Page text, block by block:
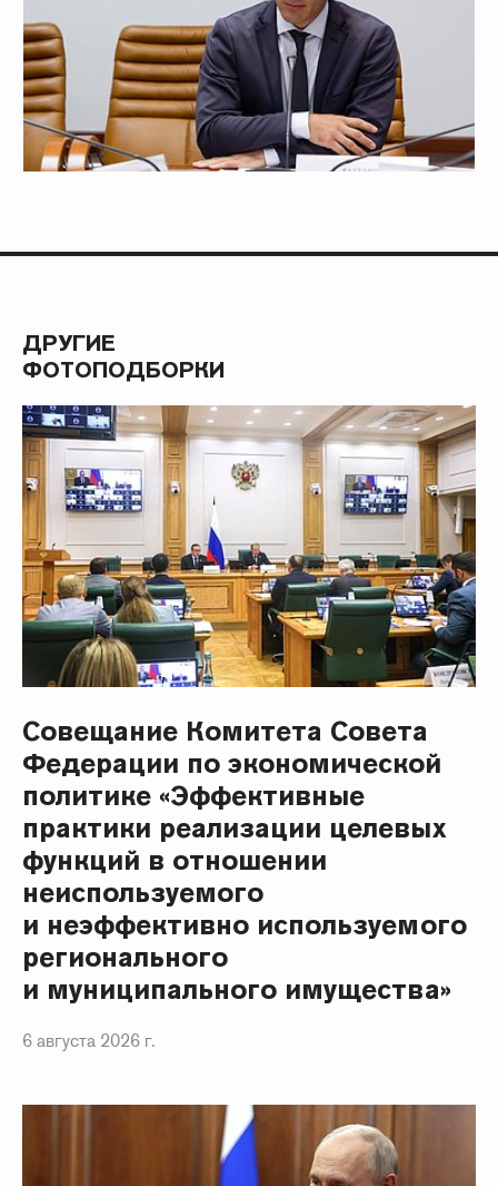
ДРУГИЕ
ФОТОПОДБОРКИ
Совещание Комитета Совета
Федерации по экономической
политике «Эффективные
практики реализации целевых
функций в отношении
неиспользуемого
и неэффективно используемого
регионального
и муниципального имущества»
6 августа 2026 г.